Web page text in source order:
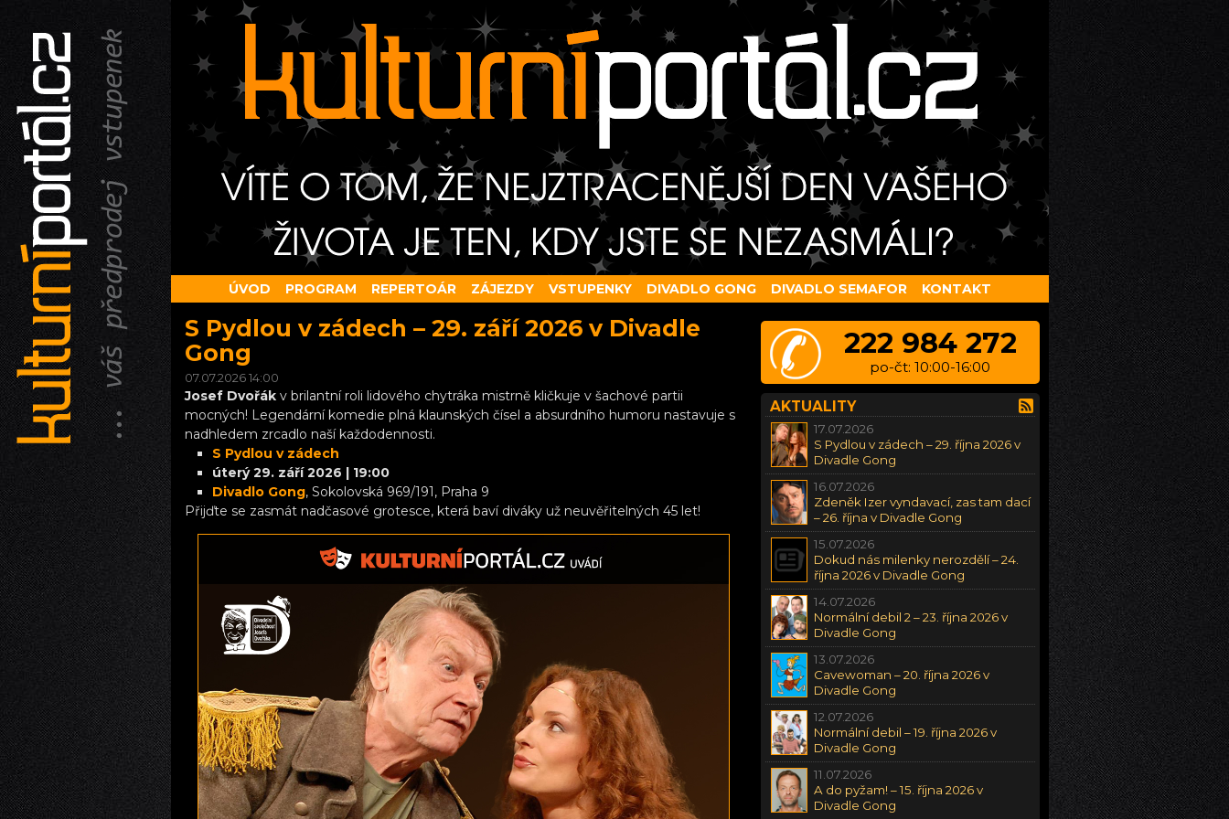
ÚVOD PROGRAM REPERTOÁR ZÁJEZDY VSTUPENKY DIVADLO GONG DIVADLO SEMAFOR KONTAKT
S Pydlou v zádech – 29. září 2026 v Divadle
Gong
07.07.2026 14:00
Josef Dvořák v brilantní roli lidového chytráka mistrně kličkuje v šachové partii
mocných! Legendární komedie plná klaunských čísel a absurdního humoru nastavuje s
nadhledem zrcadlo naší každodennosti.
S Pydlou v zádech
úterý 29. září 2026 | 19:00
Divadlo Gong, Sokolovská 969/191, Praha 9
Přijďte se zasmát nadčasové grotesce, která baví diváky už neuvěřitelných 45 let!
222 984 272
po-čt: 10:00-16:00
AKTUALITY
17.07.2026
S Pydlou v zádech – 29. října 2026 v
Divadle Gong
16.07.2026
Zdeněk Izer vyndavací, zas tam dací
– 26. října v Divadle Gong
15.07.2026
Dokud nás milenky nerozdělí – 24.
října 2026 v Divadle Gong
14.07.2026
Normální debil 2 – 23. října 2026 v
Divadle Gong
13.07.2026
Cavewoman – 20. října 2026 v
Divadle Gong
12.07.2026
Normální debil – 19. října 2026 v
Divadle Gong
11.07.2026
A do pyžam! – 15. října 2026 v
Divadle Gong